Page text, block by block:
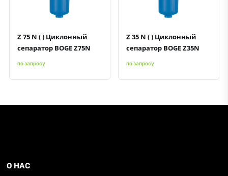
Z 75 N ( ) Циклонный
сепаратор BOGE Z75N
по запросу
Z 35 N ( ) Циклонный
сепаратор BOGE Z35N
по запросу
О НАС